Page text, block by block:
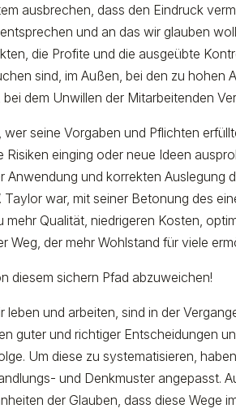
ausbrechen, dass den Eindruck
und an das wir glauben
die Profite und die ausgeübte
sind, im Außen, bei den zu hohen
dem Unwillen der Mitarbeitenden
seine Vorgaben und Pflichten
einging oder neue Ideen
Anwendung und korrekten Auslegung
war, mit seiner Betonung des
mehr Qualität, niedrigeren Kosten,
Weg, der mehr Wohlstand für viele
diesem sichern Pfad abzuweichen!
und arbeiten, sind in der
guter und richtiger Entscheidungen
Um diese zu systematisieren,
und Denkmuster angepasst.
der Glauben, dass diese Wege